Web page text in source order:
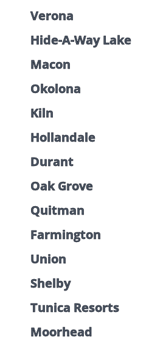
Verona
Hide-A-Way Lake
Macon
Okolona
Kiln
Hollandale
Durant
Oak Grove
Quitman
Farmington
Union
Shelby
Tunica Resorts
Moorhead